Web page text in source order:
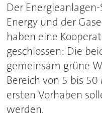
Der
Energy und der
haben eine
geschlossen: Die
gemeinsam grüne
Bereich von 5 bis
ersten Vorhaben
werden.